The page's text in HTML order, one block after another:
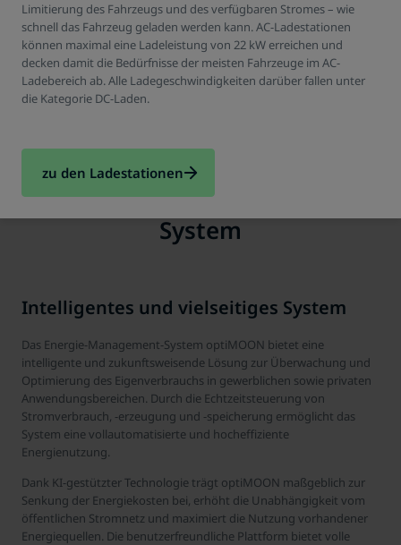
So funktioniert das EMS-
System
Intelligentes und vielseitiges System
Das Energie-Management-System optiMOON bietet eine
intelligente und zukunftsweisende Lösung zur Überwachung und
Optimierung des Eigenverbrauchs in gewerblichen sowie privaten
Anwendungsbereichen. Durch die Echtzeitsteuerung von
Stromverbrauch, -erzeugung und -speicherung ermöglicht das
System eine vollautomatisierte und hocheffiziente
Energienutzung.
Dank KI-gestützter Technologie trägt optiMOON maßgeblich zur
Senkung der Energiekosten bei, erhöht die Unabhängigkeit vom
öffentlichen Stromnetz und maximiert die Nutzung vorhandener
Energiequellen. Die benutzerfreundliche Plattform bietet volle
Limitierung des Fahrzeugs und des verfügbaren Stromes – wie
schnell das Fahrzeug geladen werden kann. AC-Ladestationen
können maximal eine Ladeleistung von 22 kW erreichen und
decken damit die Bedürfnisse der meisten Fahrzeuge im AC-
Ladebereich ab. Alle Ladegeschwindigkeiten darüber fallen unter
die Kategorie DC-Laden.
zu den Ladestationen